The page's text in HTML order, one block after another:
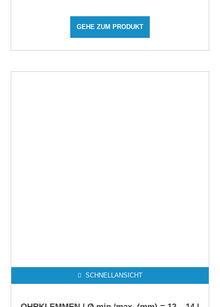
GEHE ZUM PRODUKT
SCHNELLANSICHT